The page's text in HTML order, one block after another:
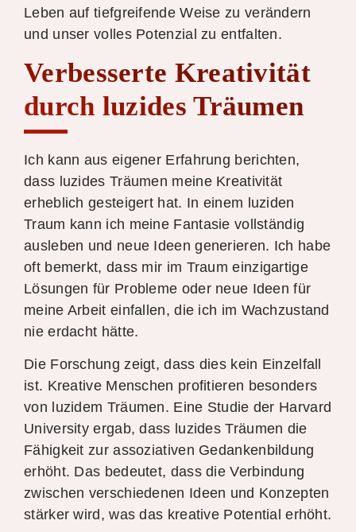
Leben auf tiefgreifende Weise zu verändern
und unser volles Potenzial zu entfalten.
Verbesserte Kreativität
durch luzides Träumen
Ich kann aus eigener Erfahrung berichten,
dass luzides Träumen meine Kreativität
erheblich gesteigert hat. In einem luziden
Traum kann ich meine Fantasie vollständig
ausleben und neue Ideen generieren. Ich habe
oft bemerkt, dass mir im Traum einzigartige
Lösungen für Probleme oder neue Ideen für
meine Arbeit einfallen, die ich im Wachzustand
nie erdacht hätte.
Die Forschung zeigt, dass dies kein Einzelfall
ist. Kreative Menschen profitieren besonders
von luzidem Träumen. Eine Studie der Harvard
University ergab, dass luzides Träumen die
Fähigkeit zur assoziativen Gedankenbildung
erhöht. Das bedeutet, dass die Verbindung
zwischen verschiedenen Ideen und Konzepten
stärker wird, was das kreative Potential erhöht.